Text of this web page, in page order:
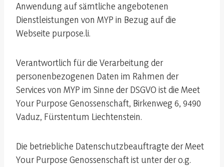
Anwendung auf sämtliche angebotenen
Dienstleistungen von MYP in Bezug auf die
Webseite purpose.li.
Verantwortlich für die Verarbeitung der
personenbezogenen Daten im Rahmen der
Services von MYP im Sinne der DSGVO ist die Meet
Your Purpose Genossenschaft, Birkenweg 6, 9490
Vaduz, Fürstentum Liechtenstein.
Die betriebliche Datenschutzbeauftragte der Meet
Your Purpose Genossenschaft ist unter der o.g.